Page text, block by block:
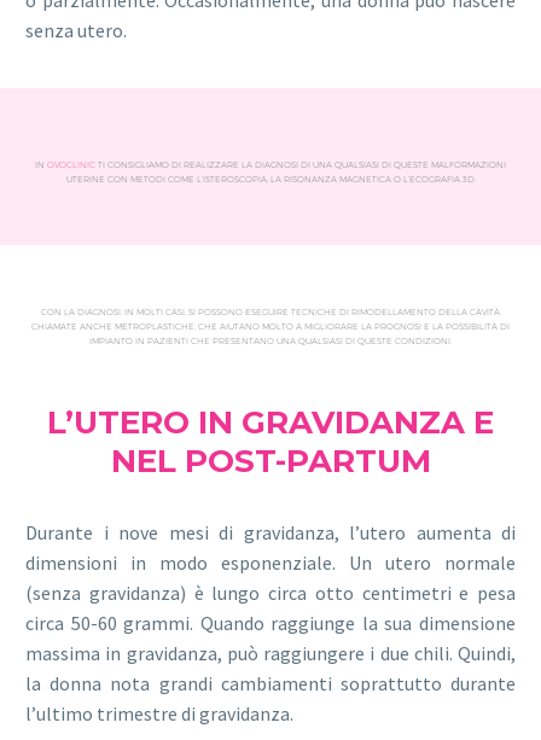
senza utero.
IN OVOCLINIC TI CONSIGLIAMO DI REALIZZARE LA DIAGNOSI DI UNA QUALSIASI DI QUESTE MALFORMAZIONI
UTERINE CON METODI COME L’ISTEROSCOPIA, LA RISONANZA MAGNETICA O L’ECOGRAFIA 3D.
CON LA DIAGNOSI, IN MOLTI CASI, SI POSSONO ESEGUIRE TECNICHE DI RIMODELLAMENTO DELLA CAVITÀ,
CHIAMATE ANCHE METROPLASTICHE, CHE AIUTANO MOLTO A MIGLIORARE LA PROGNOSI E LA POSSIBILITÀ DI
IMPIANTO IN PAZIENTI CHE PRESENTANO UNA QUALSIASI DI QUESTE CONDIZIONI.
L’UTERO IN GRAVIDANZA E
NEL POST-PARTUM
Durante i nove mesi di gravidanza, l’utero aumenta di
dimensioni in modo esponenziale. Un utero normale
(senza gravidanza) è lungo circa otto centimetri e pesa
circa 50-60 grammi. Quando raggiunge la sua dimensione
massima in gravidanza, può raggiungere i due chili. Quindi,
la donna nota grandi cambiamenti soprattutto durante
l’ultimo trimestre di gravidanza.